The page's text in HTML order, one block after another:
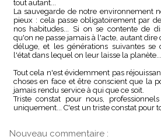
tout autant...
La sauvegarde de notre environnement
pieux : cela passe obligatoirement par
nos habitudes... Si on se contente de
qu'on ne passe jamais à l'acte, autant
déluge, et les générations suivantes se
l'état dans lequel on leur laisse la
Tout cela n'est évidemment pas
choses en face et être conscient que la
jamais rendu service à qui que ce soit.
Triste constat pour nous,
uniquement... C'est un triste constat pour
Nouveau commentaire :